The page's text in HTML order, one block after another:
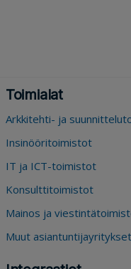
Toimialat
Arkkitehti- ja
Insinööritoimistot
IT ja ICT-toimistot
Konsulttitoimistot
Mainos ja
Muut asiantuntijayritykset